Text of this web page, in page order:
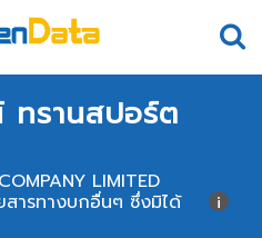
ทรานสปอร์ต
LIMITED
ารทางบกอื่นๆ ซึ่งมิได้